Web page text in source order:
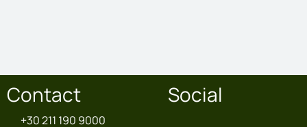
Contact
+30 211 190 9000
Social